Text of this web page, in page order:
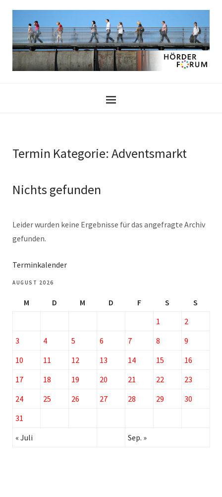
Termin Kategorie: Adventsmarkt
Nichts gefunden
Leider wurden keine Ergebnisse für das angefragte Archiv
gefunden.
Terminkalender
AUGUST 2026
M D M D F S
S
1
2
3
4 5 6 7 8
9
10
11 12 13 14 15
16
17
18 19 20 21 22
23
24
25 26 27 28 29
30
31
« Juli
Sep. »